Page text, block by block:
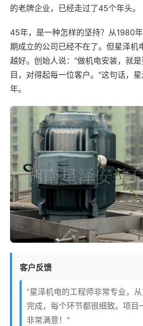
的老牌企业，已经走过了45个年头。
45年，是一种怎样的坚持？从1980
期成立的公司已经不在了。但星泽机
越好。创始人说："做机电安装，就
目，对得起每一位客户。"这句话，
年。
客户反馈
"星泽机电的工程师非常专业，
完成，每个环节都很细致。项目
非常满意！"